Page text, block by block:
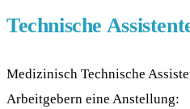
Technische
Medizinisch Technische
Arbeitgebern eine Anstellung: